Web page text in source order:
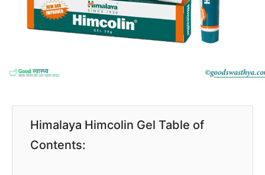
Himalaya Himcolin Gel Table of
Contents: